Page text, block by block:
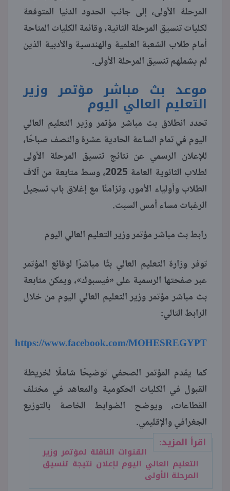
المرحلة الأولى، إلى جانب الحدود الدنيا المتوقعة
لكليات تنسيق المرحلة الثانية، وقائمة الكليات المتاحة
أمام طلاب الشعبة العلمية والهندسية والأدبية الذين
لم يشملهم تنسيق المرحلة الأولى.
موعد بث مباشر مؤتمر وزير
التعليم العالي اليوم
تحدد انطلاق بث مباشر مؤتمر وزير التعليم العالي
اليوم في تمام الساعة الحادية عشرة والنصف صباحًا،
للإعلان الرسمي عن نتائج تنسيق المرحلة الأولى
لطلاب الثانوية العامة 2025، وسط متابعة من آلاف
الطلاب وأولياء الأمور، وتزامنًا مع إغلاق باب تسجيل
الرغبات مساء أمس السبت.
رابط بث مباشر مؤتمر وزير التعليم العالي اليوم
توفر وزارة التعليم العالي بثًا مباشرًا لوقائع المؤتمر
عبر صفحتها الرسمية على «فيسبوك»، ويمكن متابعة
بث مباشر مؤتمر وزير التعليم العالي اليوم من خلال
الرابط التالي:
https://www.facebook.com/MOHESREGYPT
كما يقدم المؤتمر الصحفي توضيحًا شاملًا لخريطة
القبول في الكليات الحكومية والمعاهد في مختلف
القطاعات، ويوضح الضوابط الخاصة بالتوزيع
الجغرافي والإقليمي.
اقرأ المزيد:
القنوات الناقلة لمؤتمر وزير
التعليم العالي اليوم لإعلان نتيجة تنسيق
المرحلة الأولى